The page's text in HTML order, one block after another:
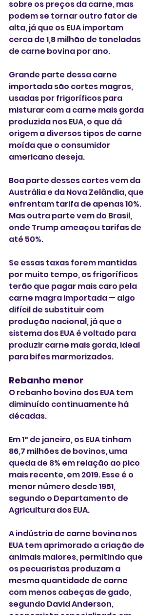
sobre os preços da carne, mas
podem se tornar outro fator de
alta, já que os EUA importam
cerca de 1,8 milhão de toneladas
de carne bovina por ano.
Grande parte dessa carne
importada são cortes magros,
usadas por frigoríficos para
misturar com a carne mais gorda
produzida nos EUA, o que dá
origem a diversos tipos de carne
moída que o consumidor
americano deseja.
Boa parte desses cortes vem da
Austrália e da Nova Zelândia, que
enfrentam tarifa de apenas 10%.
Mas outra parte vem do Brasil,
onde Trump ameaçou tarifas de
até 50%.
Se essas taxas forem mantidas
por muito tempo, os frigoríficos
terão que pagar mais caro pela
carne magra importada — algo
difícil de substituir com
produção nacional, já que o
sistema dos EUA é voltado para
produzir carne mais gorda, ideal
para bifes marmorizados.
Rebanho menor
O rebanho bovino dos EUA tem
diminuído continuamente há
décadas.
Em 1º de janeiro, os EUA tinham
86,7 milhões de bovinos, uma
queda de 8% em relação ao pico
mais recente, em 2019. Esse é o
menor número desde 1951,
segundo o Departamento de
Agricultura dos EUA.
A indústria de carne bovina nos
EUA tem aprimorado a criação de
animais maiores, permitindo que
os pecuaristas produzam a
mesma quantidade de carne
com menos cabeças de gado,
segundo David Anderson,